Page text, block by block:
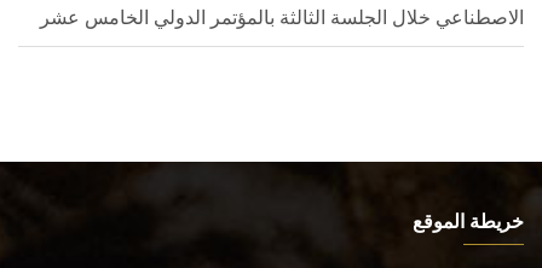
الاصطناعي خلال الجلسة الثالثة بالمؤتمر الدولي الخامس عشر
خريطة الموقع